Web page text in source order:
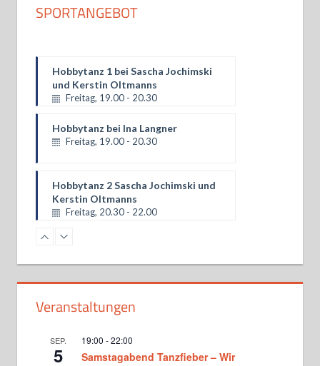
SPORTANGEBOT
Hobbytanz 1 bei Sascha Jochimski
und Kerstin Oltmanns
Freitag, 19.00 - 20.30
Hobbytanz bei Ina Langner
Freitag, 19.00 - 20.30
Hobbytanz 2 Sascha Jochimski und
Kerstin Oltmanns
Freitag, 20.30 - 22.00
SALSATION® mit Heike Schubert
Hobbytanzggruppe bei Ina Langner
Sonntag, 17.00 - 18.30
Hobbytanz bei Lajos Nagy
Veranstaltungen
SEP.
5
19:00 -22:00
Samstagabend Tanzfieber – Wir